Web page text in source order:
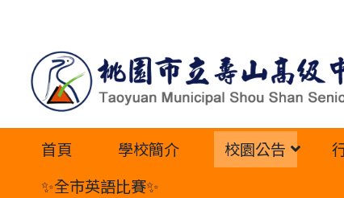
內
首頁 學校簡介 校園公告
✨全市英語比賽✨